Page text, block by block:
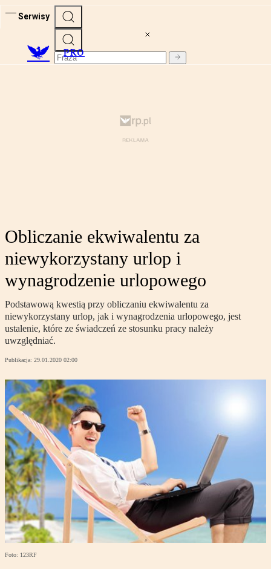
Serwisy
PRO
Obliczanie ekwiwalentu za
niewykorzystany urlop i
wynagrodzenie urlopowego
Podstawową kwestią przy obliczaniu ekwiwalentu za
niewykorzystany urlop, jak i wynagrodzenia urlopowego, jest
ustalenie, które ze świadczeń ze stosunku pracy należy
uwzględniać.
Publikacja: 29.01.2020 02:00
Foto: 123RF